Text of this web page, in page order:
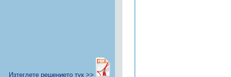
Изтеглете решението тук >>